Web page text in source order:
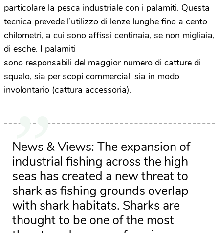
particolare la pesca industriale con i palamiti. Questa
tecnica prevede l’utilizzo di lenze lunghe fino a cento
chilometri, a cui sono affissi centinaia, se non migliaia,
di esche. I palamiti
sono responsabili del maggior numero di catture di
squalo, sia per scopi commerciali sia in modo
involontario (cattura accessoria).
News & Views: The expansion of
industrial fishing across the high
seas has created a new threat to
shark as fishing grounds overlap
with shark habitats. Sharks are
thought to be one of the most